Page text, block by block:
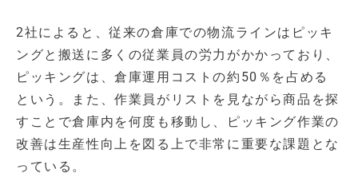
2社によると、従来の倉庫での物流ラインはピッキ
ングと搬送に多くの従業員の労力がかかっており、
ピッキングは、倉庫運用コストの約50％を占める
という。また、作業員がリストを見ながら商品を探
すことで倉庫内を何度も移動し、ピッキング作業の
改善は生産性向上を図る上で非常に重要な課題とな
っている。